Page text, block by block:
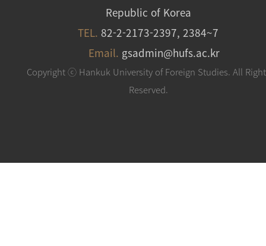
Republic of Korea
TEL. 82-2-2173-2397, 2384~7
Email. gsadmin@hufs.ac.kr
Copyright ⓒ Hankuk University of Foreign Studies. All
Reserved.